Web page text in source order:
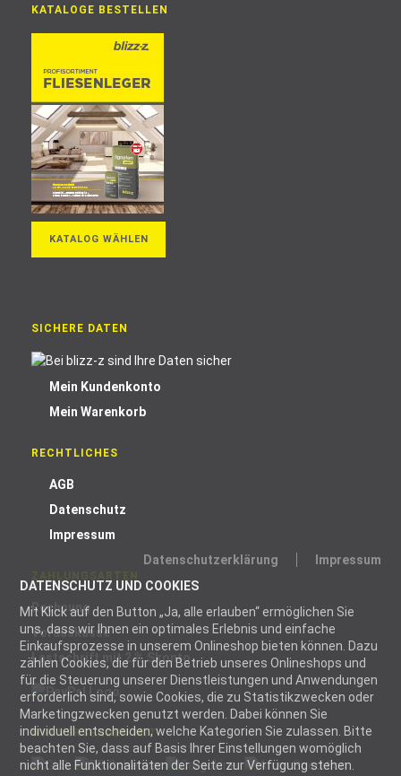
Datenschutzerklärung
Impressum
DATENSCHUTZ UND COOKIES
Mit Klick auf den Button „Ja, alle erlauben“ ermöglichen Sie
uns, dass wir Ihnen ein optimales Erlebnis und einfache
Einkaufsprozesse in unserem Onlineshop bieten können. Dazu
zählen Cookies, die für den Betrieb unseres Onlineshops und
für die Steuerung unserer Dienstleistungen und Anwendungen
erforderlich sind, sowie Cookies, die zu Statistikzwecken oder
Marketingzwecken genutzt werden. Dabei können Sie
individuell entscheiden, welche Kategorien Sie zulassen. Bitte
beachten Sie, dass auf Basis Ihrer Einstellungen womöglich
nicht alle Funktionalitäten der Seite zur Verfügung stehen.
KATALOGE BESTELLEN
KATALOG WÄHLEN
SICHERE DATEN
Mein Kundenkonto
Mein Warenkorb
RECHTLICHES
AGB
Datenschutz
Impressum
Rechnung
Vorauskasse
Lastschrift mit 2 % Skonto
WIR VERSENDEN MIT